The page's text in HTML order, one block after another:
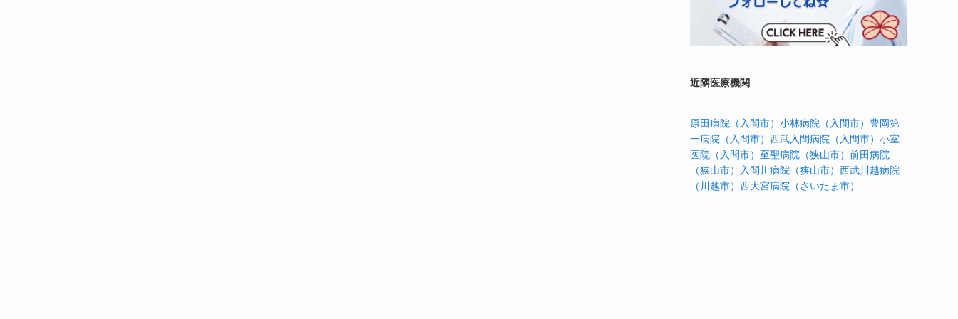
近隣医療機関
原田病院（入間市） 小林病院（入間市） 豊岡第
一病院（入間市） 西武入間病院（入間市） 小室
医院（入間市） 至聖病院（狭山市） 前田病院
（狭山市）
入間川病院（狭山市） 西武川越病院
（川越市） 西大宮病院（さいたま市）